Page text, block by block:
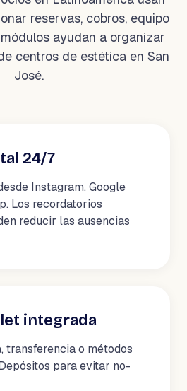
reservas, cobros, equipo
ayudan a organizar
centros de estética en San
José.
24/7
Instagram, Google
Los recordatorios
reducir las ausencias
integrada
transferencia o métodos
para evitar no-